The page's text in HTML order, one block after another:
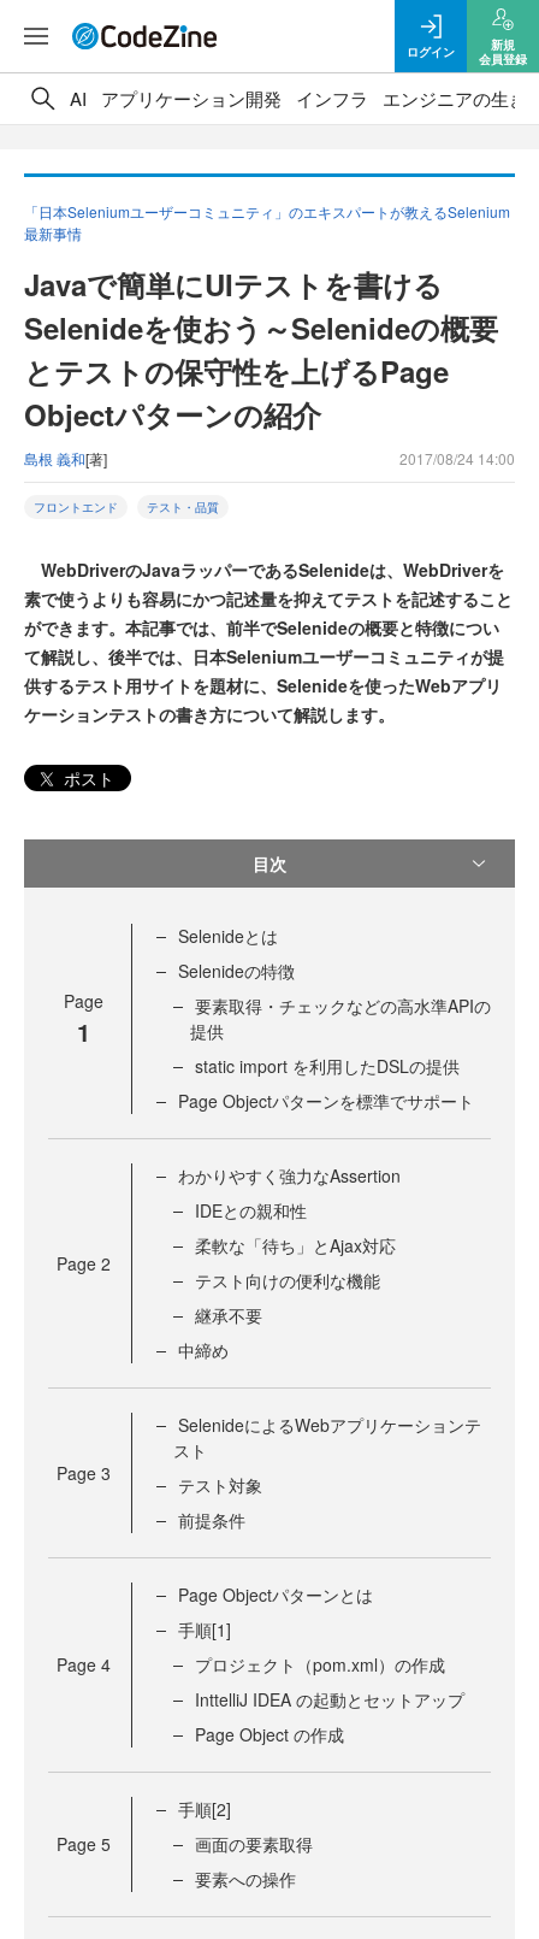
ログイン
新規
会員登録
AI アプリケーション開発 インフラ エンジニアの生き
「日本Seleniumユーザーコミュニティ」のエキスパートが教えるSelenium
最新事情
Javaで簡単にUIテストを書ける
Selenideを使おう～Selenideの概要
とテストの保守性を上げるPage
Objectパターンの紹介
島根 義和[著] 2017/08/24 14:00
フロントエンド テスト・品質
WebDriverのJavaラッパーであるSelenideは、WebDriverを
素で使うよりも容易にかつ記述量を抑えてテストを記述すること
ができます。本記事では、前半でSelenideの概要と特徴につい
て解説し、後半では、日本Seleniumユーザーコミュニティが提
供するテスト用サイトを題材に、Selenideを使ったWebアプリ
ケーションテストの書き方について解説します。
ポスト
目次
Page
1
Selenideとは
Selenideの特徴
要素取得・チェックなどの高水準APIの
提供
static import を利用したDSLの提供
Page Objectパターンを標準でサポート
Page 2
わかりやすく強力なAssertion
IDEとの親和性
柔軟な「待ち」とAjax対応
テスト向けの便利な機能
継承不要
中締め
Page 3
SelenideによるWebアプリケーションテ
スト
テスト対象
前提条件
Page 4
Page Objectパターンとは
手順[1]
プロジェクト（pom.xml）の作成
InttelliJ IDEA の起動とセットアップ
Page Object の作成
Page 5
手順[2]
画面の要素取得
要素への操作